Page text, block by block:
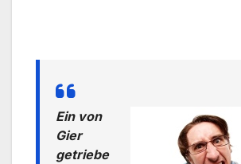
Ein von
Gier
getriebe